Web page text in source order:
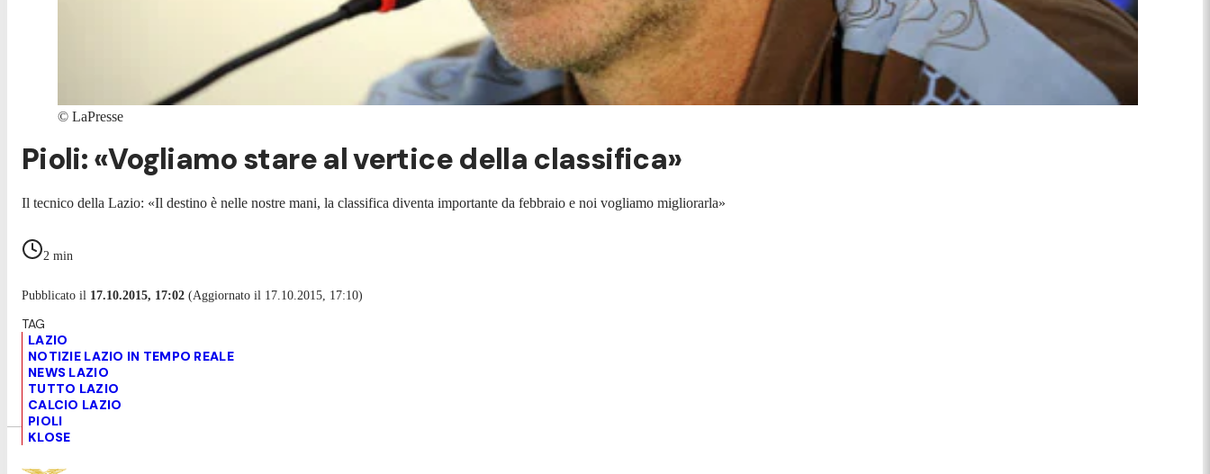
© LaPresse
Pioli: «Vogliamo stare al vertice della classifica»
Il tecnico della Lazio: «Il destino è nelle nostre mani, la classifica diventa importante da febbraio e noi vogliamo migliorarla»
2 min
Pubblicato il 17.10.2015, 17:02 (Aggiornato il 17.10.2015, 17:10)
LAZIO
NOTIZIE LAZIO IN TEMPO REALE
NEWS LAZIO
TUTTO LAZIO
CALCIO LAZIO
PIOLI
KLOSE